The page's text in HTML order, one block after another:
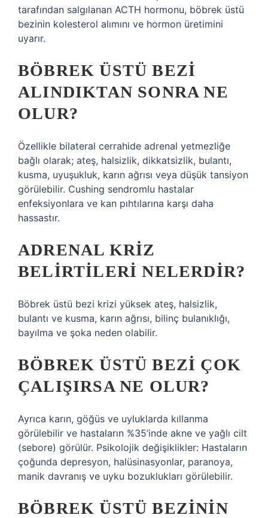
tarafından salgılanan ACTH hormonu, böbrek üstü
bezinin kolesterol alımını ve hormon üretimini
uyarır.
BÖBREK ÜSTÜ BEZI
ALINDIKTAN SONRA NE
OLUR?
Özellikle bilateral cerrahide adrenal yetmezliğe
bağlı olarak; ateş, halsizlik, dikkatsizlik, bulantı,
kusma, uyuşukluk, karın ağrısı veya düşük tansiyon
görülebilir. Cushing sendromlu hastalar
enfeksiyonlara ve kan pıhtılarına karşı daha
hassastır.
ADRENAL KRIZ
BELIRTILERI NELERDIR?
Böbrek üstü bezi krizi yüksek ateş, halsizlik,
bulantı ve kusma, karın ağrısı, bilinç bulanıklığı,
bayılma ve şoka neden olabilir.
BÖBREK ÜSTÜ BEZI ÇOK
ÇALIŞIRSA NE OLUR?
Ayrıca karın, göğüs ve uyluklarda kıllanma
görülebilir ve hastaların %35’inde akne ve yağlı cilt
(sebore) görülür. Psikolojik değişiklikler: Hastaların
çoğunda depresyon, halüsinasyonlar, paranoya,
manik davranış ve uyku bozuklukları görülebilir.
BÖBREK ÜSTÜ BEZININ